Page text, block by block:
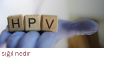
siğil nedir